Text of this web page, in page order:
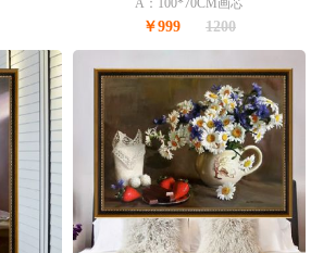
￥999 1200